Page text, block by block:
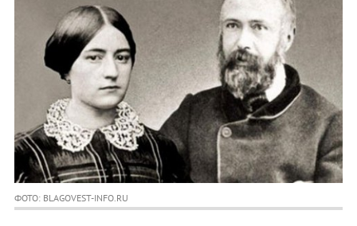
ФОТО: BLAGOVEST-INFO.RU